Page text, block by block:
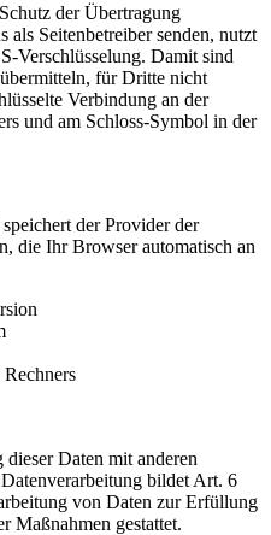
der Übertragung
als Seitenbetreiber senden, nutzt
Verschlüsselung. Damit sind
für Dritte nicht
Verbindung an der
und am Schloss-Symbol in der
der Provider der
die Ihr Browser automatisch an
Daten mit anderen
bildet Art. 6
von Daten zur Erfüllung
Maßnahmen gestattet.